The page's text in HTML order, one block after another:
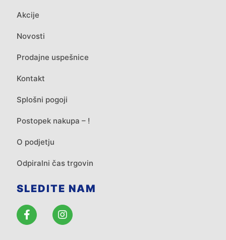
Akcije
Novosti
Prodajne uspešnice
Kontakt
Splošni pogoji
Postopek nakupa – !
O podjetju
Odpiralni čas trgovin
SLEDITE NAM